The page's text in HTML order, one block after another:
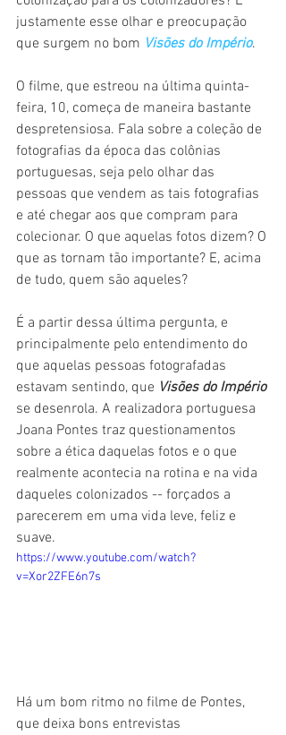
justamente esse olhar e preocupação
que surgem no bom Visões do Império.
O filme, que estreou na última quinta-
feira, 10, começa de maneira bastante
despretensiosa. Fala sobre a coleção de
fotografias da época das colônias
portuguesas, seja pelo olhar das
pessoas que vendem as tais fotografias
e até chegar aos que compram para
colecionar. O que aquelas fotos dizem? O
que as tornam tão importante? E, acima
de tudo, quem são aqueles?
É a partir dessa última pergunta, e
principalmente pelo entendimento do
que aquelas pessoas fotografadas
estavam sentindo, que Visões do Império
se desenrola. A realizadora portuguesa
Joana Pontes traz questionamentos
sobre a ética daquelas fotos e o que
realmente acontecia na rotina e na vida
daqueles colonizados -- forçados a
parecerem em uma vida leve, feliz e
suave.
https://www.youtube.com/watch?
v=Xor2ZFE6n7s
Há um bom ritmo no filme de Pontes,
que deixa bons entrevistas